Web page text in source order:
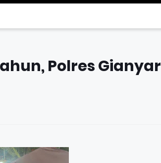
Polres Gianyar